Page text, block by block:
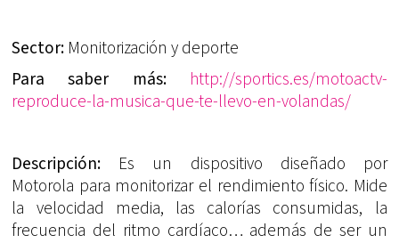
Sector: Monitorización y deporte
Para saber más:
http://sportics.es/motoactv-
reproduce-la-musica-que-te-llevo-en-volandas/
Descripción: Es un dispositivo diseñado por
Motorola para monitorizar el rendimiento físico. Mide
la velocidad media, las calorías consumidas, la
frecuencia del ritmo cardíaco… además de ser un